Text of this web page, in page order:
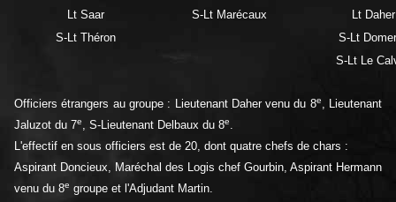
Lt Saar
S-Lt Marécaux
Lt Daher
S-Lt Théron
S-Lt
S-Lt Le
Officiers étrangers au groupe : Lieutenant Daher venu du 8e, Lieutenant
Jaluzot du 7e, S-Lieutenant Delbaux du 8e.
L'effectif en sous officiers est de 20, dont quatre chefs de chars :
Aspirant Doncieux, Maréchal des Logis chef Gourbin, Aspirant Hermann
venu du 8e groupe et l'Adjudant Martin.